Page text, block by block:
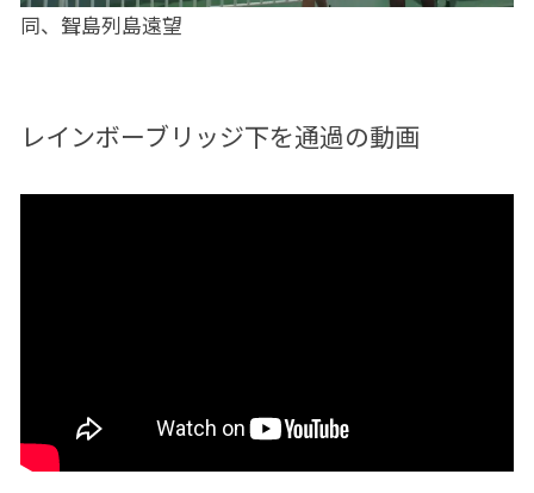
同、聟島列島遠望
レインボーブリッジ下を通過の動画